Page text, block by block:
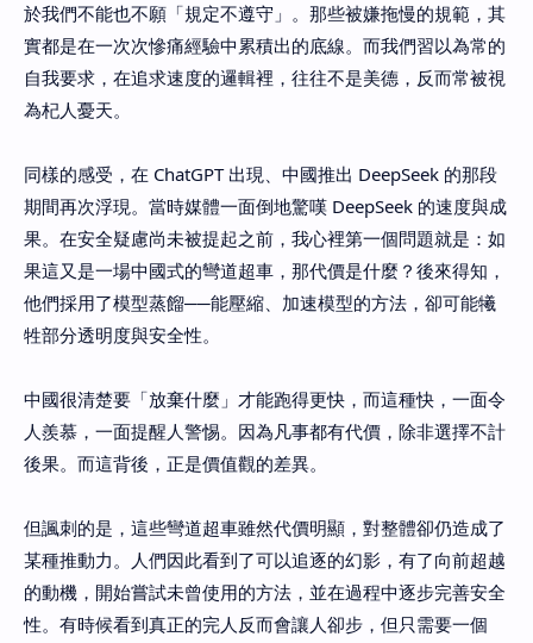
於我們不能也不願「規定不遵守」。那些被嫌拖慢的規範，其
實都是在一次次慘痛經驗中累積出的底線。而我們習以為常的
自我要求，在追求速度的邏輯裡，往往不是美德，反而常被視
為杞人憂天。
同樣的感受，在 ChatGPT 出現、中國推出 DeepSeek 的那段
期間再次浮現。當時媒體一面倒地驚嘆 DeepSeek 的速度與成
果。在安全疑慮尚未被提起之前，我心裡第一個問題就是：如
果這又是一場中國式的彎道超車，那代價是什麼？後來得知，
他們採用了模型蒸餾──能壓縮、加速模型的方法，卻可能犧
牲部分透明度與安全性。
中國很清楚要「放棄什麼」才能跑得更快，而這種快，一面令
人羨慕，一面提醒人警惕。因為凡事都有代價，除非選擇不計
後果。而這背後，正是價值觀的差異。
但諷刺的是，這些彎道超車雖然代價明顯，對整體卻仍造成了
某種推動力。人們因此看到了可以追逐的幻影，有了向前超越
的動機，開始嘗試未曾使用的方法，並在過程中逐步完善安全
性。有時候看到真正的完人反而會讓人卻步，但只需要一個